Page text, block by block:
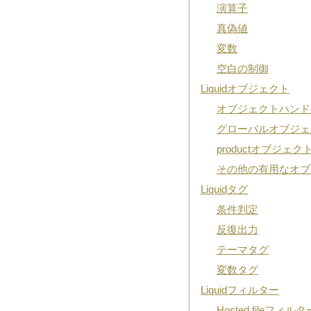
演算子
真偽値
変数
空白の制御
Liquidオブジェクト
オブジェクトハン
グローバルオブジェ
productオブジェクト
その他の有用なオ
Liquidタグ
条件判定
反復出力
テーマタグ
変数タグ
Liquidフィルター